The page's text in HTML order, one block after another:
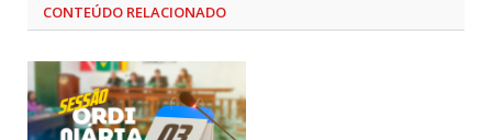
CONTEÚDO RELACIONADO